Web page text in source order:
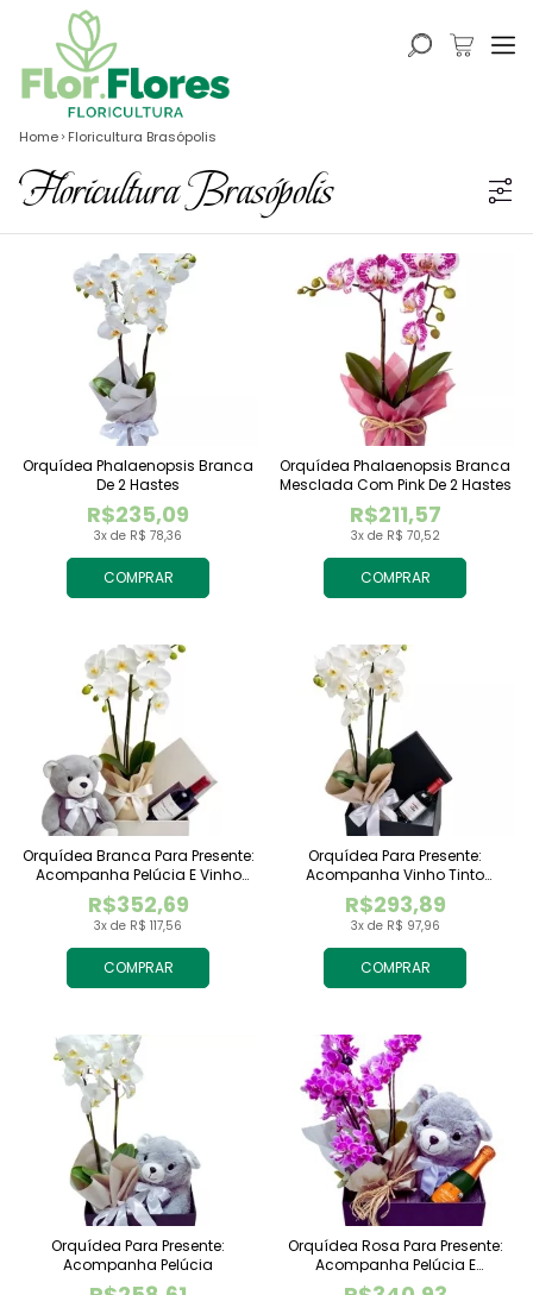
Home Floricultura Brasópolis
Floricultura Brasópolis
COMPRAR
3x de R$ 78,36
R$235,09
Orquídea Phalaenopsis Branca
De 2 Hastes
COMPRAR
3x de R$ 70,52
R$211,57
Orquídea Phalaenopsis Branca
Mesclada Com Pink De 2 Hastes
COMPRAR
3x de R$ 117,56
R$352,69
Orquídea Branca Para Presente:
Acompanha Pelúcia E Vinho
Tinto Importado
COMPRAR
3x de R$ 97,96
R$293,89
Orquídea Para Presente:
Acompanha Vinho Tinto
Importado
Orquídea Para Presente:
Acompanha Pelúcia
Orquídea Rosa Para Presente:
Acompanha Pelúcia E
Espumante